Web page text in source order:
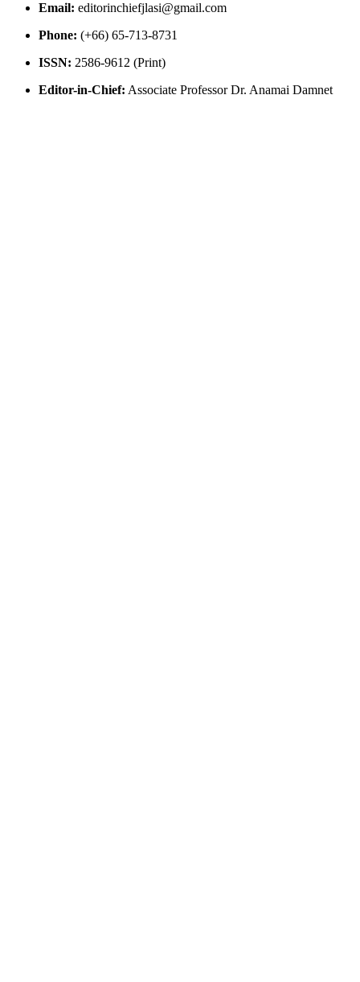
Email: editorinchiefjlasi@gmail.com
Phone: (+66) 65-713-8731
ISSN: 2586-9612 (Print)
Editor-in-Chief: Associate Professor Dr. Anamai Damnet